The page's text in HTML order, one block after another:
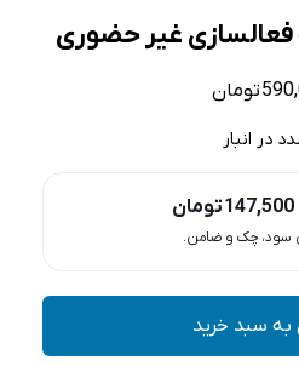
فعالسازی غیر حضوری
تومان
147,500تومان
به سبد خرید